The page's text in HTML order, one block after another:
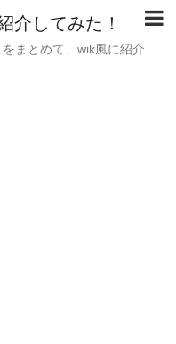
介してみた！
まとめて、wik風に紹介